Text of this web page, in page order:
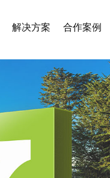
解决方案 合作案例